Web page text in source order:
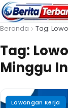
Beranda Tag:
Tag:
Minggu
Lowongan Kerja